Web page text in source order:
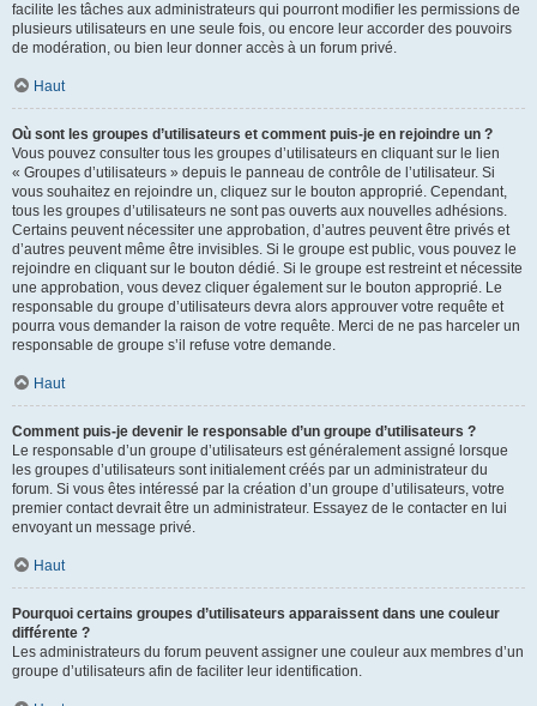
facilite les tâches aux administrateurs qui pourront modifier les permissions de
plusieurs utilisateurs en une seule fois, ou encore leur accorder des pouvoirs
de modération, ou bien leur donner accès à un forum privé.
Haut
Où sont les groupes d’utilisateurs et comment puis-je en rejoindre un ?
Vous pouvez consulter tous les groupes d’utilisateurs en cliquant sur le lien
« Groupes d’utilisateurs » depuis le panneau de contrôle de l’utilisateur. Si
vous souhaitez en rejoindre un, cliquez sur le bouton approprié. Cependant,
tous les groupes d’utilisateurs ne sont pas ouverts aux nouvelles adhésions.
Certains peuvent nécessiter une approbation, d’autres peuvent être privés et
d’autres peuvent même être invisibles. Si le groupe est public, vous pouvez le
rejoindre en cliquant sur le bouton dédié. Si le groupe est restreint et nécessite
une approbation, vous devez cliquer également sur le bouton approprié. Le
responsable du groupe d’utilisateurs devra alors approuver votre requête et
pourra vous demander la raison de votre requête. Merci de ne pas harceler un
responsable de groupe s’il refuse votre demande.
Haut
Comment puis-je devenir le responsable d’un groupe d’utilisateurs ?
Le responsable d’un groupe d’utilisateurs est généralement assigné lorsque
les groupes d’utilisateurs sont initialement créés par un administrateur du
forum. Si vous êtes intéressé par la création d’un groupe d’utilisateurs, votre
premier contact devrait être un administrateur. Essayez de le contacter en lui
envoyant un message privé.
Haut
Pourquoi certains groupes d’utilisateurs apparaissent dans une couleur
différente ?
Les administrateurs du forum peuvent assigner une couleur aux membres d’un
groupe d’utilisateurs afin de faciliter leur identification.